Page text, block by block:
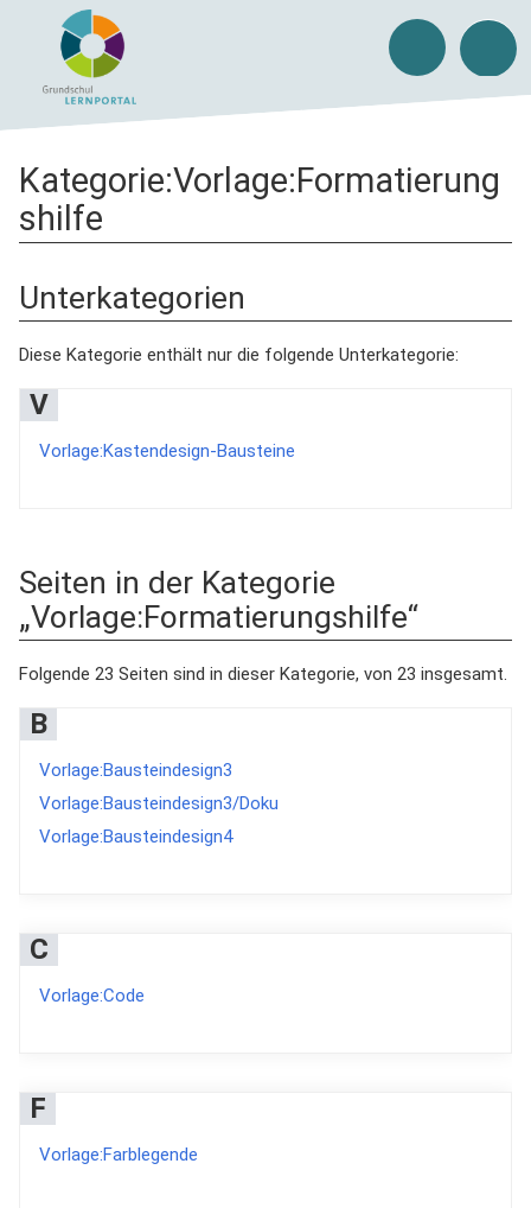
Kategorie:Vorlage:Formatierung
shilfe
Unterkategorien
Diese Kategorie enthält nur die folgende Unterkategorie:
V
Vorlage:Kastendesign-Bausteine
Seiten in der Kategorie
„Vorlage:Formatierungshilfe“
Folgende 23 Seiten sind in dieser Kategorie, von 23 insgesamt.
B
Vorlage:Bausteindesign3
Vorlage:Bausteindesign3/Doku
Vorlage:Bausteindesign4
C
Vorlage:Code
F
Vorlage:Farblegende